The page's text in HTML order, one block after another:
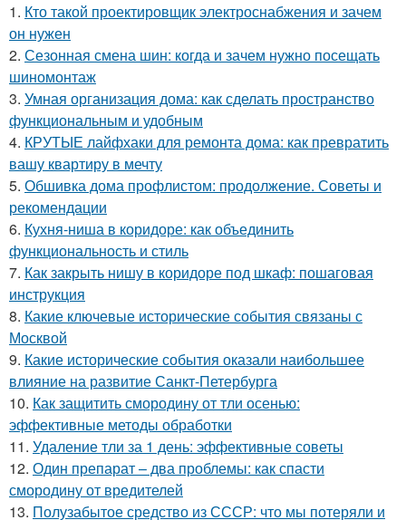
1. Кто такой проектировщик электроснабжения и зачем
он нужен
2. Сезонная смена шин: когда и зачем нужно посещать
шиномонтаж
3. Умная организация дома: как сделать пространство
функциональным и удобным
4. КРУТЫЕ лайфхаки для ремонта дома: как превратить
вашу квартиру в мечту
5. Обшивка дома профлистом: продолжение. Советы и
рекомендации
6. Кухня-ниша в коридоре: как объединить
функциональность и стиль
7. Как закрыть нишу в коридоре под шкаф: пошаговая
инструкция
8. Какие ключевые исторические события связаны с
Москвой
9. Какие исторические события оказали наибольшее
влияние на развитие Санкт-Петербурга
10. Как защитить смородину от тли осенью:
эффективные методы обработки
11. Удаление тли за 1 день: эффективные советы
12. Один препарат – два проблемы: как спасти
смородину от вредителей
13. Полузабытое средство из СССР: что мы потеряли и